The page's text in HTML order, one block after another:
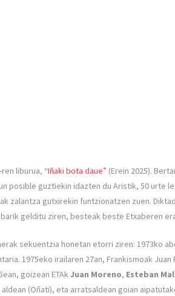
-ren liburua, “Iñaki bota daue” (Erein 2025).
posible guztiekin idazten du Aristik, 50 urte
zalantza gutxirekin funtzionatzen zuen.
gelditu ziren, besteak beste Etxaberen
sekuentzia honetan etorri ziren: 1973ko
1975eko irailaren 27an, Frankismoak Juan
goizean ETAkJuan Moreno, Esteban
(Oñati), eta arratsaldean goian